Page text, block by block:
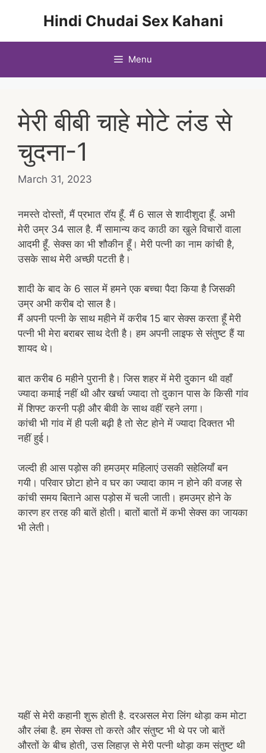
Hindi Chudai Sex Kahani
Menu
मेरी बीबी चाहे मोटे लंड से
चुदना-1
March 31, 2023
नमस्ते दोस्तों, मैं प्रभात रॉय हूँ. मैं 6 साल से शादीशुदा हूँ. अभी
मेरी उम्र 34 साल है. मैं सामान्य कद काठी का खुले विचारों वाला
आदमी हूँ. सेक्स का भी शौकीन हूँ। मेरी पत्नी का नाम कांची है,
उसके साथ मेरी अच्छी पटती है।
शादी के बाद के 6 साल में हमने एक बच्चा पैदा किया है जिसकी
उम्र अभी करीब दो साल है।
मैं अपनी पत्नी के साथ महीने में करीब 15 बार सेक्स करता हूँ मेरी
पत्नी भी मेरा बराबर साथ देती है। हम अपनी लाइफ से संतुष्ट हैं या
शायद थे।
बात करीब 6 महीने पुरानी है। जिस शहर में मेरी दुकान थी वहाँ
ज्यादा कमाई नहीं थी और खर्चा ज्यादा तो दुकान पास के किसी गांव
में शिफ्ट करनी पड़ी और बीवी के साथ वहीं रहने लगा।
कांची भी गांव में ही पली बढ़ी है तो सेट होने में ज्यादा दिक्तत भी
नहीं हुई।
जल्दी ही आस पड़ोस की हमउम्र महिलाएं उसकी सहेलियाँ बन
गयी। परिवार छोटा होने व घर का ज्यादा काम न होने की वजह से
कांची समय बिताने आस पड़ोस में चली जाती। हमउम्र होने के
कारण हर तरह की बातें होती। बातों बातों में कभी सेक्स का जायका
भी लेती।
यहीं से मेरी कहानी शुरू होती है. दरअसल मेरा लिंग थोड़ा कम मोटा
और लंबा है. हम सेक्स तो करते और संतुष्ट भी थे पर जो बातें
औरतों के बीच होती, उस लिहाज़ से मेरी पत्नी थोड़ा कम संतुष्ट थी